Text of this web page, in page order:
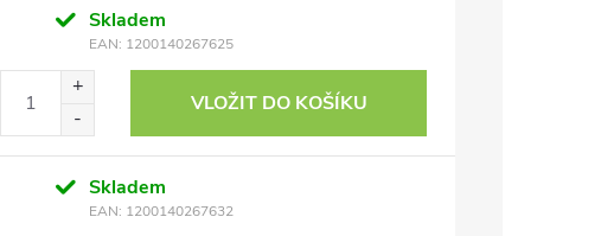
Skladem
EAN: 1200140267625
VLOŽIT DO KOŠÍKU
Skladem
EAN: 1200140267632